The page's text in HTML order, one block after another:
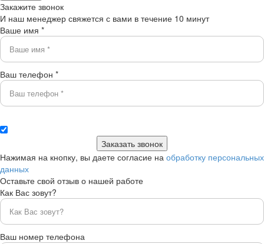
Закажите звонок
И наш менеджер свяжется с вами в течение 10 минут
Ваше имя *
Ваш телефон *
Нажимая на кнопку, вы даете согласие на обработку персональных
данных
Оставьте свой отзыв о нашей работе
Как Вас зовут?
Ваш номер телефона